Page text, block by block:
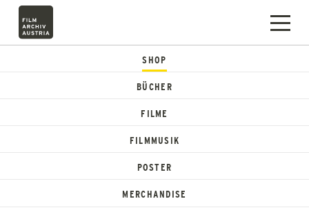
SHOP
BÜCHER
FILME
FILMMUSIK
POSTER
MERCHANDISE